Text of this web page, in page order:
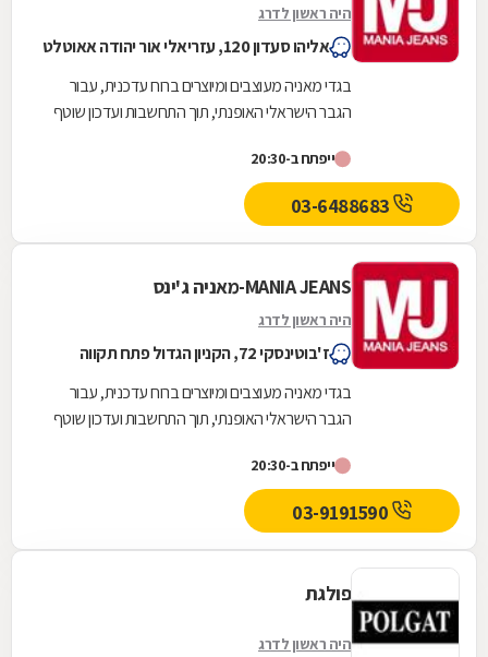
היה ראשון לדרג
אליהו סעדון 120, עזריאלי אור יהודה אאוטלט
בגדי מאניה מעוצבים ומיוצרים ברוח עדכנית, עבור
הגבר הישראלי האופנתי, תוך התחשבות ועדכון שוטף
אותה...
ייפתח ב-20:30
03-6488683
MANIA JEANS-מאניה ג'ינס
היה ראשון לדרג
ז'בוטינסקי 72, הקניון הגדול פתח תקווה
בגדי מאניה מעוצבים ומיוצרים ברוח עדכנית, עבור
הגבר הישראלי האופנתי, תוך התחשבות ועדכון שוטף
אותה...
ייפתח ב-20:30
פולגת
היה ראשון לדרג